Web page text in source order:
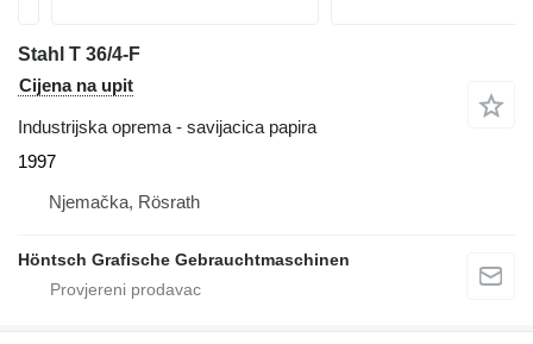
Stahl T 36/4-F
Cijena na upit
Industrijska oprema - savijacica papira
1997
Njemačka, Rösrath
Höntsch Grafische Gebrauchtmaschinen